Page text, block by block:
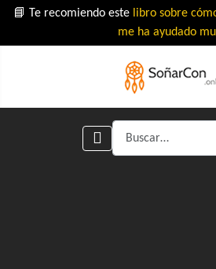
📘 Te recomiendo este libro sobre
me ha ayudado
Buscar